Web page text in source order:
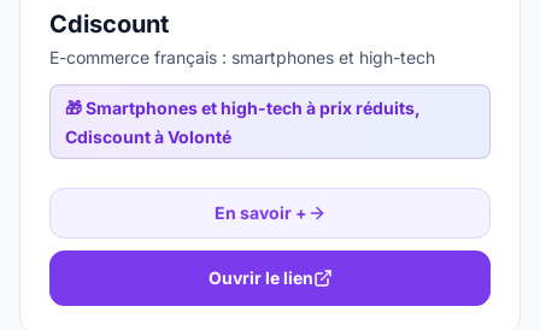
Cdiscount
E-commerce français : smartphones et high-tech
🎁Smartphones et high-tech à prix réduits,
Cdiscount à Volonté
En savoir +
Ouvrir le lien